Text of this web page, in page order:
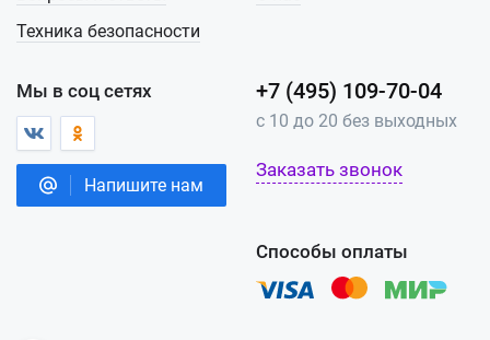
Техника безопасности
Мы в соц сетях
Напишите нам
+7 (495) 109-70-04
с 10 до 20 без выходных
Заказать звонок
Способы оплаты